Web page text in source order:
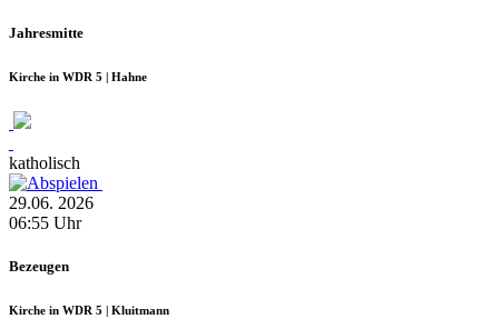
Jahresmitte
Kirche in WDR 5 | Hahne
katholisch
29.06. 2026
06:55 Uhr
Bezeugen
Kirche in WDR 5 | Kluitmann